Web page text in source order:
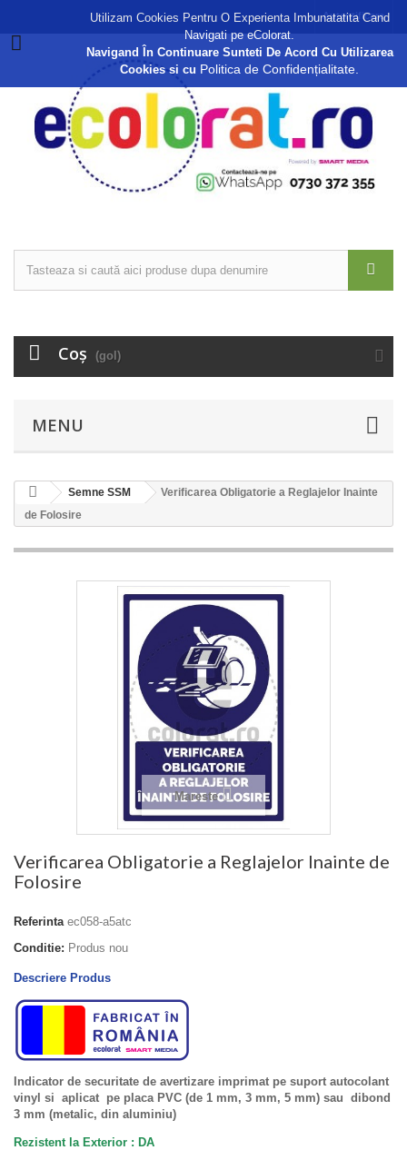
Autentificare
Coş (gol)
MENU
Semne SSM
Verificarea Obligatorie a Reglajelor Inainte
de Folosire
Mareste
Verificarea Obligatorie a Reglajelor Inainte de
Folosire
Referinta ec058-a5atc
Conditie: Produs nou
Descriere Produs
Indicator de securitate de avertizare imprimat pe suport autocolant
vinyl si aplicat pe placa PVC (de 1 mm, 3 mm, 5 mm) sau dibond
3 mm (metalic, din aluminiu)
Rezistent la Exterior : DA
Utilizam Cookies Pentru O Experienta Imbunatatita Cand
Navigati pe eColorat.
Navigand În Continuare Sunteti De Acord Cu Utilizarea
Cookies si cu Politica de Confidențialitate.